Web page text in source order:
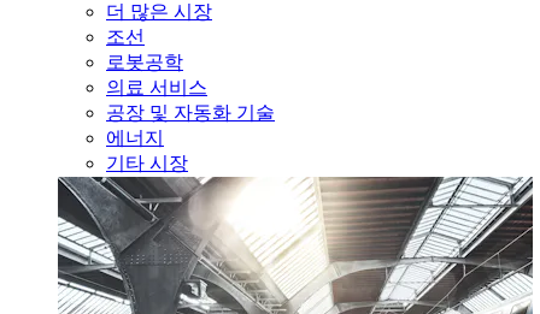
더 많은 시장
조선
로봇공학
의료 서비스
공장 및 자동화 기술
에너지
기타 시장